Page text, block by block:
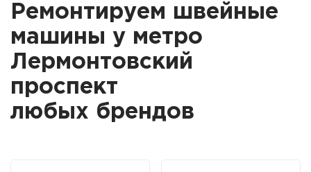
Ремонтируем швейные
машины у метро
Лермонтовский
проспект
любых брендов